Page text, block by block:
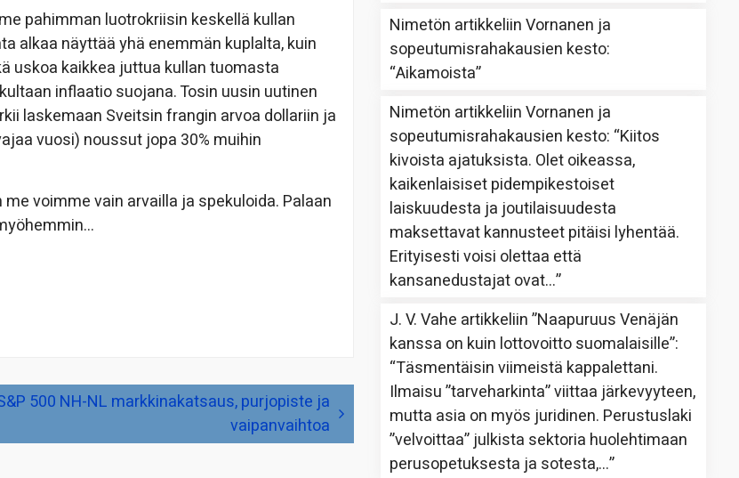
pahimman luotrokriisin keskellä kullan
alkaa näyttää yhä enemmän kuplalta, kuin
uskoa kaikkea juttua kullan tuomasta
inflaatio suojana. Tosin uusin uutinen
laskemaan Sveitsin frangin arvoa dollariin ja
vuosi) noussut jopa 30% muihin
voimme vain arvailla ja spekuloida. Palaan
500 NH-NL markkinakatsaus, purjopiste ja
vaipanvaihtoa
Nimetön artikkeliinVornanen ja
sopeutumisrahakausien kesto:
“Aikamoista”
Nimetön artikkeliinVornanen ja
sopeutumisrahakausien kesto: “Kiitos
kivoista ajatuksista. Olet oikeassa,
kaikenlaisiset pidempikestoiset
laiskuudesta ja joutilaisuudesta
maksettavat kannusteet pitäisi lyhentää.
Erityisesti voisi olettaa että
kansanedustajat ovat…”
J. V. Vahe artikkeliin”Naapuruus Venäjän
kanssa on kuin lottovoitto suomalaisille”:
“Täsmentäisin viimeistä kappalettani.
Ilmaisu ”tarveharkinta” viittaa järkevyyteen,
mutta asia on myös juridinen. Perustuslaki
”velvoittaa” julkista sektoria huolehtimaan
perusopetuksesta ja sotesta,…”